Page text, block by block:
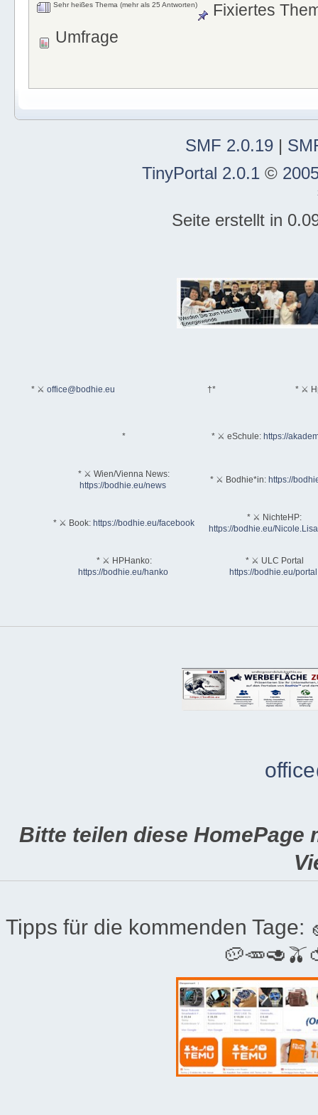
Sehr heißes Thema (mehr als 25 Antworten)
Fixiertes
Umfrage
SMF 2.0.19|
TinyPortal 2.0.1©
Seite erstellt in
* ⚔ office@bodhie.eu †* * ⚔
* * ⚔ eSchule: https://
* ⚔ Wien/Vienna News:
https://bodhie.eu/news
* ⚔ Bodhie*in: https://
* ⚔ Book: https://bodhie.eu/facebook
* ⚔ NichteHP:
https://bodhie.eu/
* ⚔ HPHanko:
https://bodhie.eu/hanko
* ⚔ ULC Portal
https://bodhie.eu/portal
Bitte teilen diese HomePage
Tipps für die kommenden